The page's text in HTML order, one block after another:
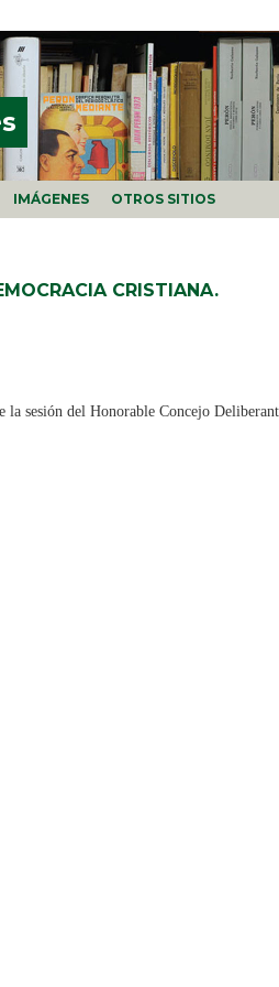
IMÁGENES OTROS SITIOS
CRISTIANA.
la sesión del Honorable Concejo